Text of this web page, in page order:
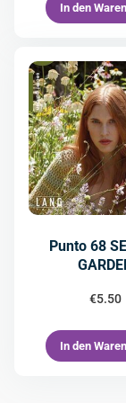
In den
Punto 68
€5.50
In den